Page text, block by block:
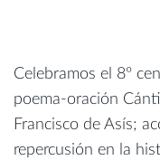
Celebramos el 8º
poema-oración
Francisco de Asís;
repercusión en la